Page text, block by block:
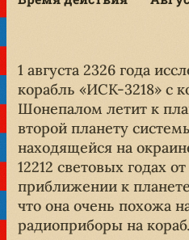
1 августа 2326 года
корабль «ИСК-3218» с
Шонепалом летит к
второй планету
находящейся на
12212 световых годах
приближении к
что она очень похожа
радиоприборы на